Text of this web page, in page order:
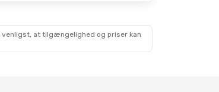
at tilgængelighed og priser kan